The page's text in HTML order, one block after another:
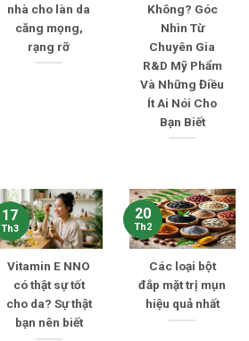
nhà cho làn da
căng mọng,
rạng rỡ
Không? Góc
Nhìn Từ
Chuyên Gia
R&D Mỹ Phẩm
Và Những Điều
Ít Ai Nói Cho
Bạn Biết
Vitamin E NNO
có thật sự tốt
cho da? Sự thật
bạn nên biết
17
Th3
Các loại bột
đắp mặt trị mụn
hiệu quả nhất
20
Th2